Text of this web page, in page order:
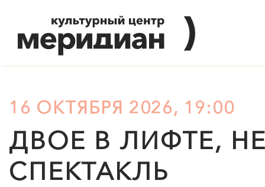
16 ОКТЯБРЯ 2026, 19:00
ДВОЕ В ЛИФТЕ,
СПЕКТАКЛЬ